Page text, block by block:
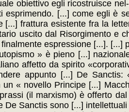
obiettivo egli ricostruisce
[...] come egli è
frattura esistente fra la
uscito dal Risorgimento e
espressione [...]. [...]
» è pieno [...]
affetto da spirito
appunto [...] De
« novello Principe [...]
(il marxismo) è offerto
Sanctis sono [...]